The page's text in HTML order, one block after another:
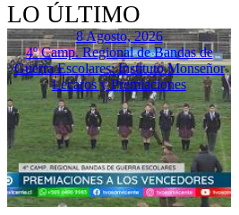
LO ÚLTIMO
8 Agosto, 2026
4º Camp. Regional de Bandas de
Guerra Escolares: Instituto Monseñor
Lecaros y Premiaciones